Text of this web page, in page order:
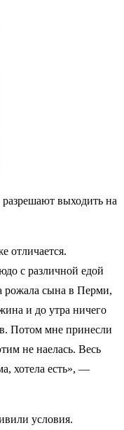
выходить на
отличается.
с различной едой
рожала сына в Перми,
и до утра ничего
Потом мне принесли
не наелась. Весь
хотела есть», —
условия.